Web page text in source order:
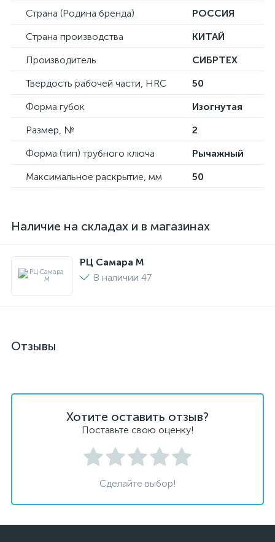
Страна (Родина бренда)
РОССИЯ
Страна производства
КИТАЙ
Производитель
СИБРТЕХ
Твердость рабочей части, HRC
50
Форма губок
Изогнутая
Размер, №
2
Форма (тип) трубного ключа
Рычажный
Максимальное раскрытие, мм
50
Наличие на складах и в магазинах
РЦ Самара M
В наличии 47
Отзывы
Хотите оставить отзыв?
Поставьте свою оценку!
Сделайте выбор!